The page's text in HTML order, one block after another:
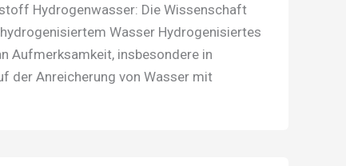
Hydrogenwasser: Die Wissenschaft
Wasser Hydrogenisiertes
Aufmerksamkeit, insbesondere in
der Anreicherung von Wasser mit